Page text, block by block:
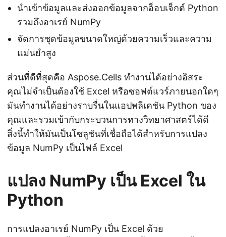
นำเข้าข้อมูลและส่งออกข้อมูลจากอ็อบเจ็กต์ Python
รวมถึงอาเรย์ NumPy
จัดการชุดข้อมูลขนาดใหญ่ด้วยความเร็วและความ
แม่นยำสูง
ส่วนที่ดีที่สุดคือ Aspose.Cells ทำงานได้อย่างอิสระ
คุณไม่จำเป็นต้องใช้ Excel หรือซอฟต์แวร์ภายนอกใดๆ
มันทำงานได้อย่างราบรื่นในแอปพลิเคชัน Python ของ
คุณและรวมเข้ากับกระบวนการทางวิทยาศาสตร์ได้ดี
สิ่งนี้ทำให้มันเป็นโซลูชันที่เชื่อถือได้สำหรับการแปลง
ข้อมูล NumPy เป็นไฟล์ Excel
แปลง NumPy เป็น Excel ใน
Python
การแปลงอาเรย์ NumPy เป็น Excel ด้วย